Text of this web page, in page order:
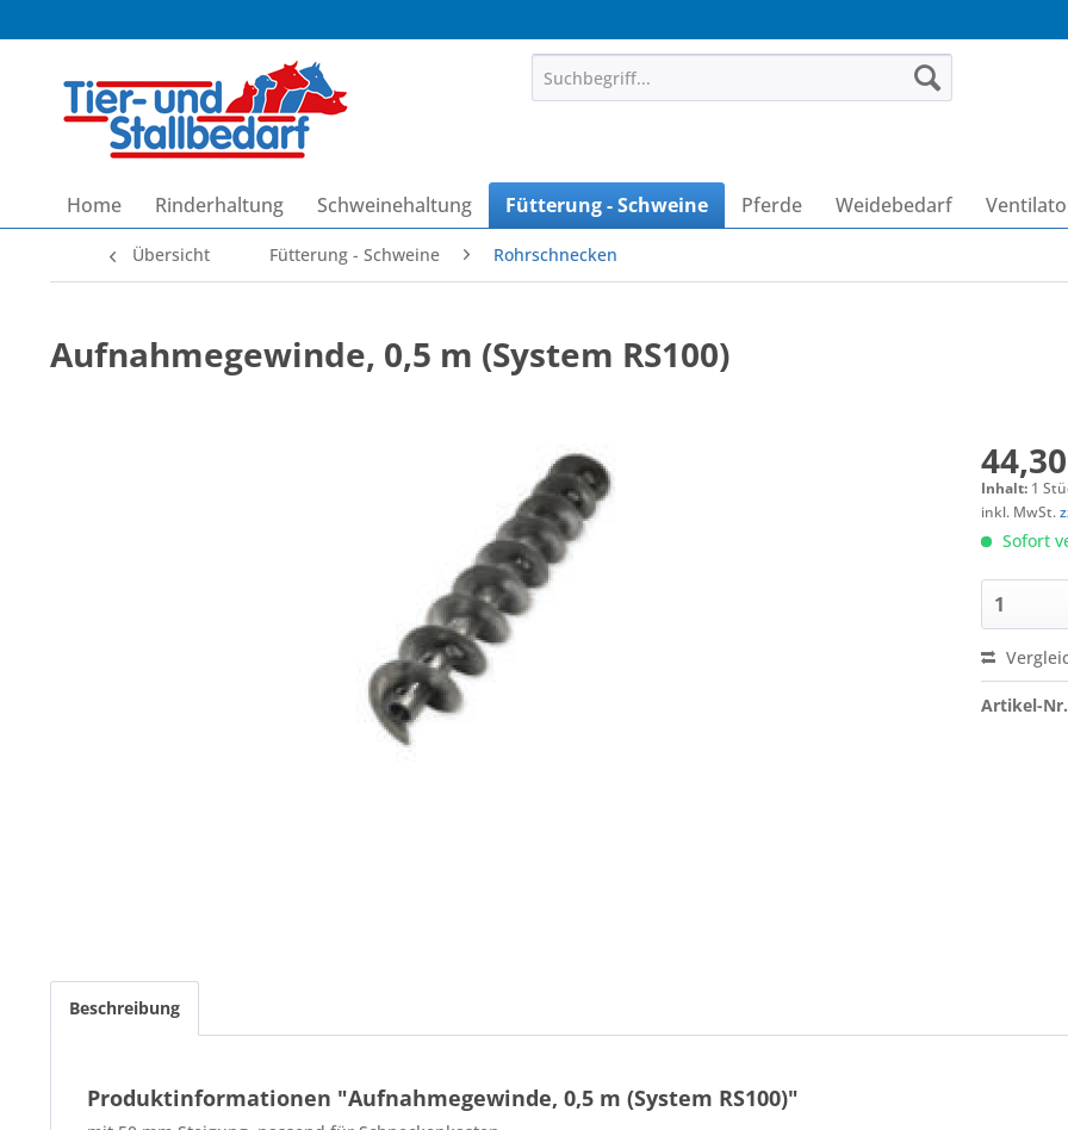
Home Rinderhaltung Schweinehaltung Fütterung - Schweine Pferde Weidebedarf
Übersicht Fütterung - Schweine Rohrschnecken
Aufnahmegewinde, 0,5 m (System RS100)
Inhalt: 1
inkl. MwSt.
Sofort
Artikel-
Beschreibung
Produktinformationen "Aufnahmegewinde, 0,5 m (System RS100)"